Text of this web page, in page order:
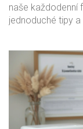
naše každodenní
jednoduché tipy
skutečnosti,